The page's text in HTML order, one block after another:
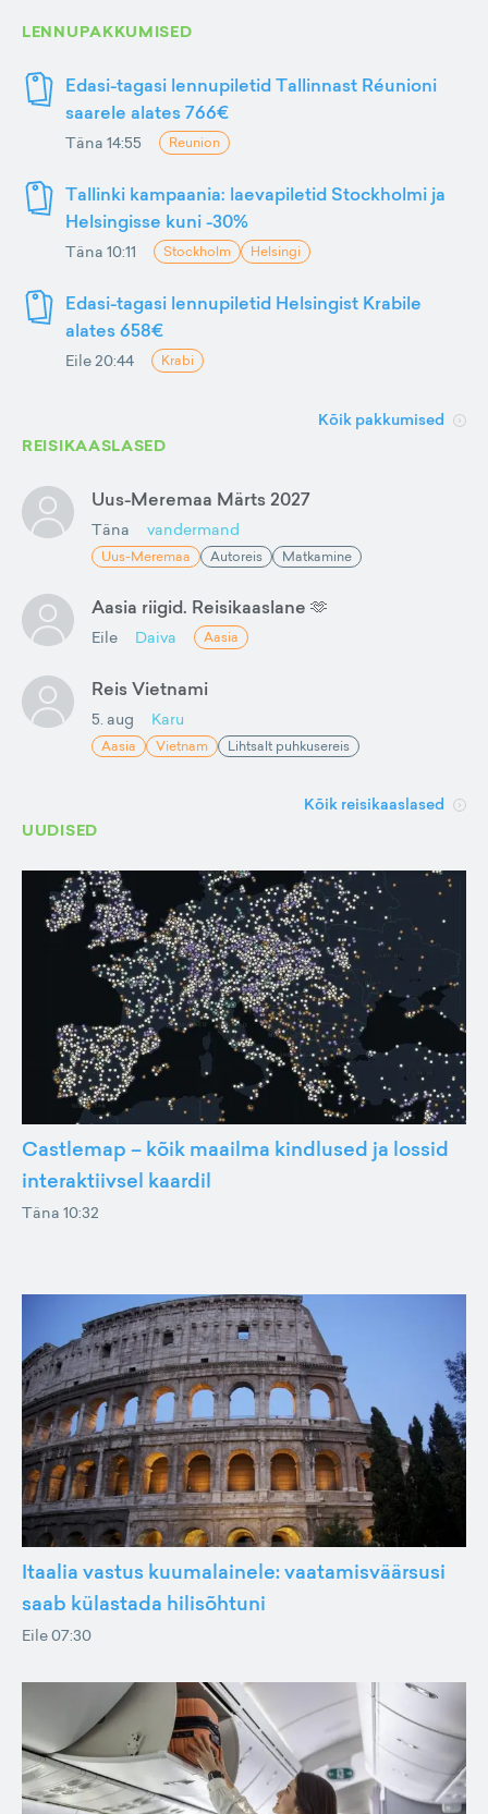
LENNUPAKKUMISED
Edasi-tagasi lennupiletid Tallinnast Réunioni
saarele alates 766€
Täna 14:55 Reunion
Tallinki kampaania: laevapiletid Stockholmi ja
Helsingisse kuni -30%
Täna 10:11 Stockholm Helsingi
Edasi-tagasi lennupiletid Helsingist Krabile
alates 658€
Eile 20:44 Krabi
Kõik pakkumised
REISIKAASLASED
Uus-Meremaa Märts 2027
Täna vandermand
Uus-Meremaa Autoreis Matkamine
Aasia riigid. Reisikaaslane 🫶
Eile Daiva Aasia
Reis Vietnami
5. aug Karu
Aasia Vietnam Lihtsalt puhkusereis
Kõik reisikaaslased
UUDISED
Castlemap – kõik maailma kindlused ja lossid
interaktiivsel kaardil
Täna 10:32
Itaalia vastus kuumalainele: vaatamisväärsusi
saab külastada hilisõhtuni
Eile 07:30